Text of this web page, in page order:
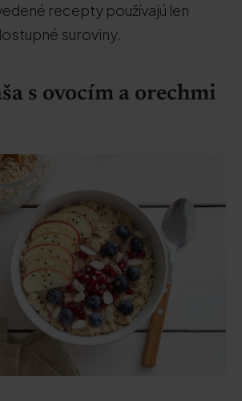
recepty používajú len
suroviny.
s ovocím a orechmi